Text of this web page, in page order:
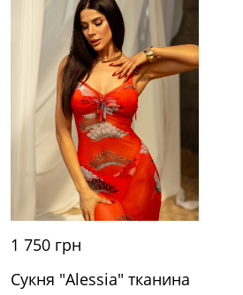
1 750 грн
Сукня "Alessia" тканина